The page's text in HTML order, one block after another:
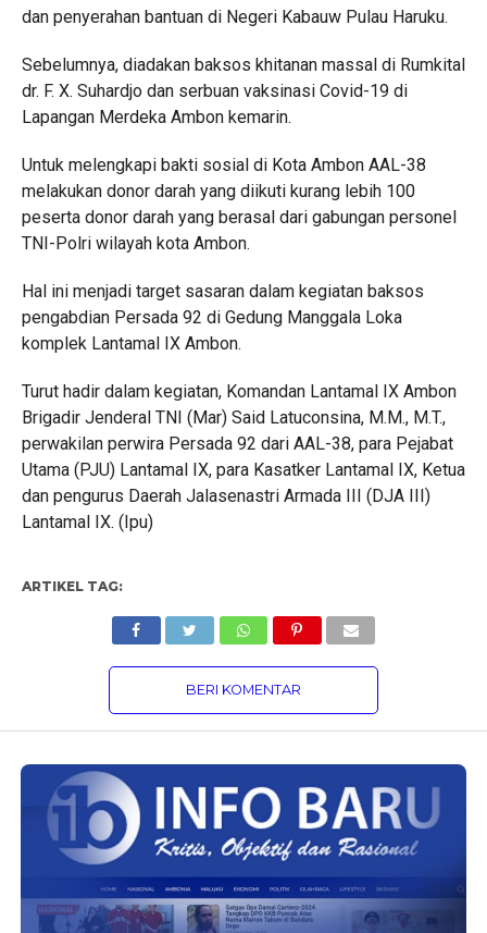
dan penyerahan bantuan di Negeri Kabauw Pulau Haruku.
Sebelumnya, diadakan baksos khitanan massal di Rumkital
dr. F. X. Suhardjo dan serbuan vaksinasi Covid-19 di
Lapangan Merdeka Ambon kemarin.
Untuk melengkapi bakti sosial di Kota Ambon AAL-38
melakukan donor darah yang diikuti kurang lebih 100
peserta donor darah yang berasal dari gabungan personel
TNI-Polri wilayah kota Ambon.
Hal ini menjadi target sasaran dalam kegiatan baksos
pengabdian Persada 92 di Gedung Manggala Loka
komplek Lantamal IX Ambon.
Turut hadir dalam kegiatan, Komandan Lantamal IX Ambon
Brigadir Jenderal TNI (Mar) Said Latuconsina, M.M., M.T.,
perwakilan perwira Persada 92 dari AAL-38, para Pejabat
Utama (PJU) Lantamal IX, para Kasatker Lantamal IX, Ketua
dan pengurus Daerah Jalasenastri Armada III (DJA III)
Lantamal IX. (Ipu)
ARTIKEL TAG:
BERI KOMENTAR